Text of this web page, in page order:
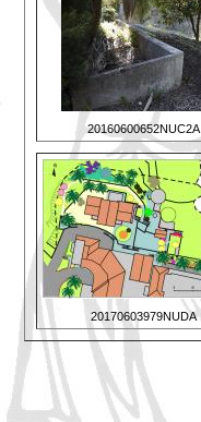
20160600652NUC2A
20170603979NUDA